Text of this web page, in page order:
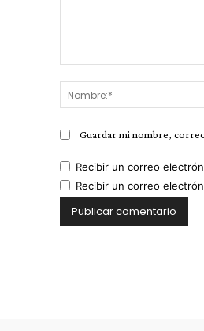
Guardar mi nombre,
Recibir un correo
Recibir un correo